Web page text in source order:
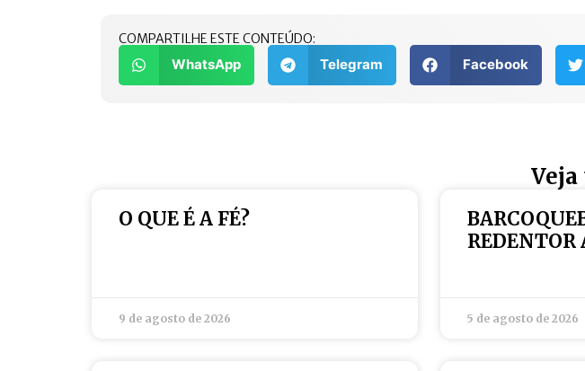
COMPARTILHE ESTE CONTEÚDO:
WhatsApp Telegram Facebook
O QUE É A FÉ?
9 de agosto de 2026 5 de agosto de 2026